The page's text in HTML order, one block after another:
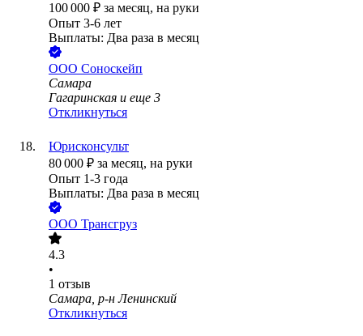
100 000 ₽ за месяц, на руки
Опыт 3-6 лет
Выплаты: Два раза в месяц
ООО Соноскейп
Самара
Гагаринская и еще 3
Откликнуться
Юрисконсульт
80 000 ₽ за месяц, на руки
Опыт 1-3 года
Выплаты: Два раза в месяц
ООО Трансгруз
4.3
•
1 отзыв
Самара, р-н Ленинский
Откликнуться